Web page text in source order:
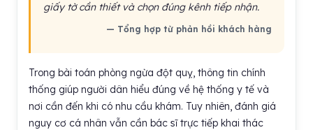
giấy tờ cần thiết và chọn đúng kênh tiếp nhận.
— Tổng hợp từ phản hồi khách hàng
Trong bài toán phòng ngừa đột quỵ, thông tin chính
thống giúp người dân hiểu đúng về hệ thống y tế và
nơi cần đến khi có nhu cầu khám. Tuy nhiên, đánh giá
nguy cơ cá nhân vẫn cần bác sĩ trực tiếp khai thác